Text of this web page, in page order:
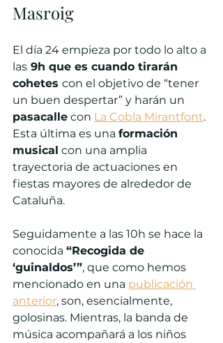
Masroig
El día 24 empieza por todo lo alto a
las 9h que es cuando tirarán
cohetes con el objetivo de “tener
un buen despertar” y harán un
pasacalle con La Cobla Mirantfont.
Esta última es una formación
musical con una amplia
trayectoria de actuaciones en
fiestas mayores de alrededor de
Cataluña.
Seguidamente a las 10h se hace la
conocida “Recogida de
‘guinaldos’”, que como hemos
mencionado en una publicación
anterior, son, esencialmente,
golosinas. Mientras, la banda de
música acompañará a los niños